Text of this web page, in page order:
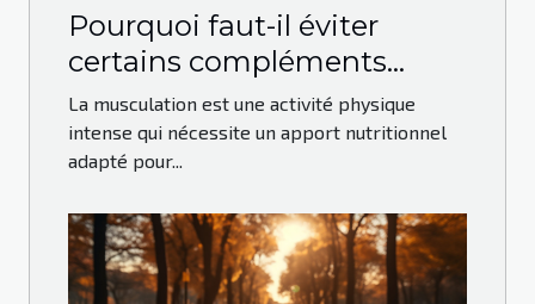
Pourquoi faut-il éviter
certains compléments
alimentaires dans la
musculation ?
La musculation est une activité physique
intense qui nécessite un apport nutritionnel
adapté pour...